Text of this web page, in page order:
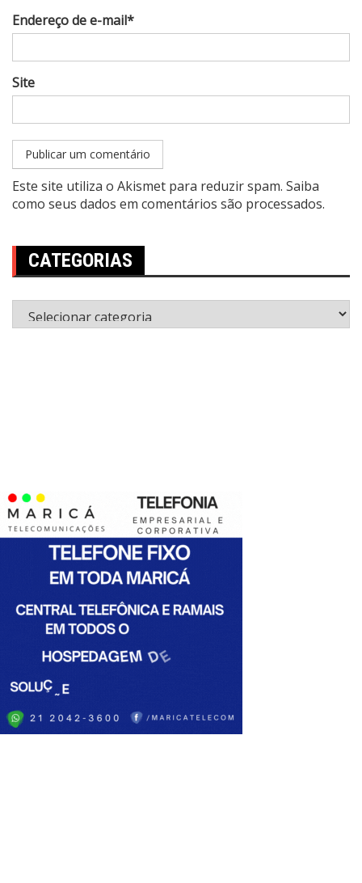
Endereço de e-mail*
Site
Este site utiliza o Akismet para reduzir spam. Saiba
como seus dados em comentários são processados.
CATEGORIAS
Categorias